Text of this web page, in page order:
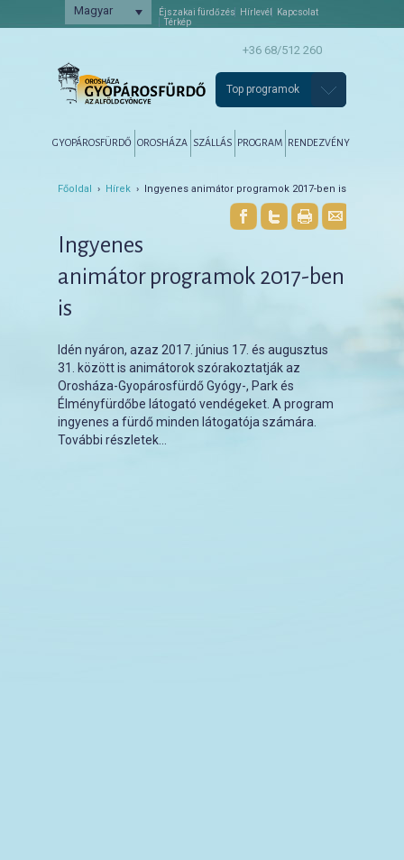
Magyar Éjszakai fürdőzés Hírlevél
Kapcsolat
Térkép
+36 68/512 260
Top programok
Tovább az elsődleges tartalomra
Tovább a másodlagos tartalomra
GYOPÁROSFÜRDŐ OROSHÁZA SZÁLLÁS PROGRAM RENDEZVÉNY
Főoldal › Hírek › Ingyenes animátor programok 2017-ben is
Ingyenes
animátor programok 2017-ben
is
Idén nyáron, azaz 2017. június 17. és augusztus
31. között is animátorok szórakoztatják az
Orosháza-Gyopárosfürdő Gyógy-, Park és
Élményfürdőbe látogató vendégeket. A program
ingyenes a fürdő minden látogatója számára.
További részletek…